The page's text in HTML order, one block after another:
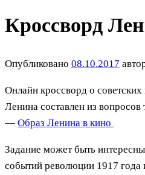
Кроссворд
Опубликовано 08.10.2017
Онлайн кроссворд о
Ленина составлен из вопросов
— Образ Ленина в кино
Задание может быть
событий революции 1917 года